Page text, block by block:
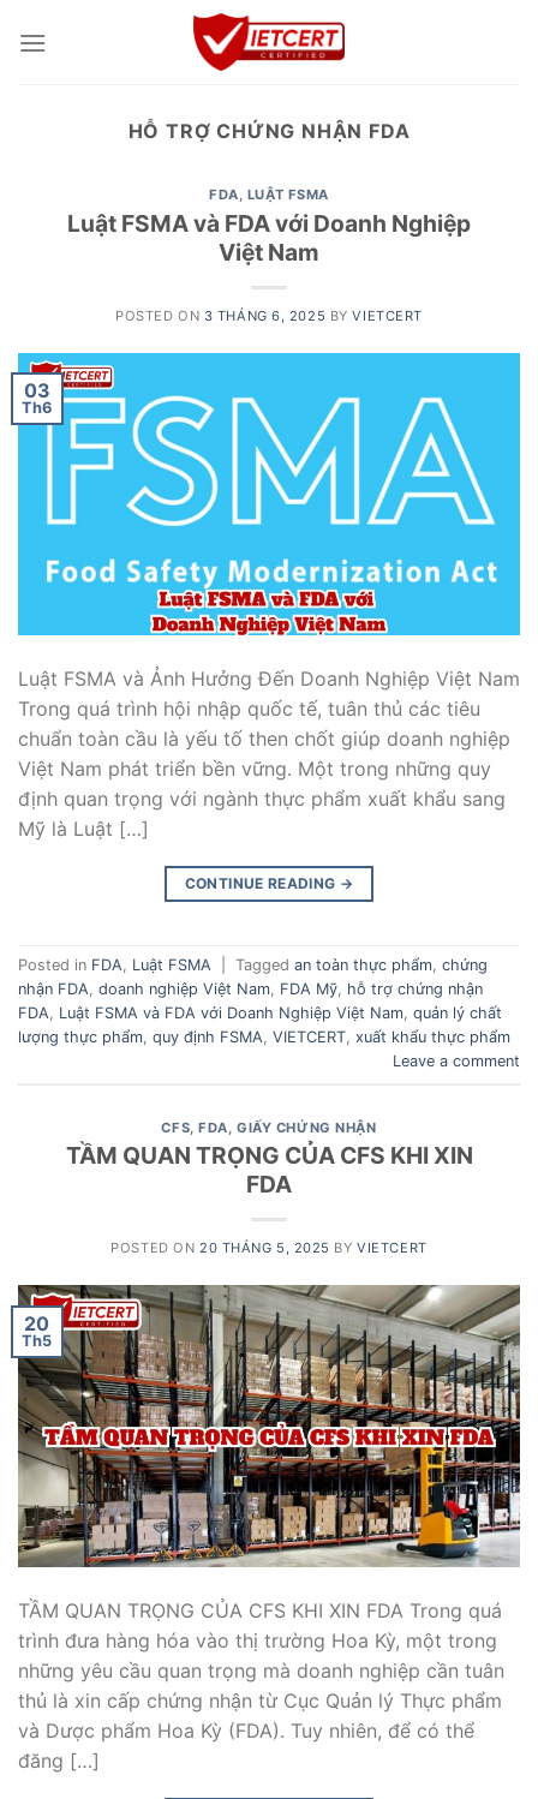
HỖ TRỢ CHỨNG NHẬN FDA
FDA, LUẬT FSMA
Luật FSMA và FDA với Doanh Nghiệp
Việt Nam
POSTED ON 3 THÁNG 6, 2025 BYVIETCERT
03
Th6
Luật FSMA và Ảnh Hưởng Đến Doanh Nghiệp Việt Nam
Trong quá trình hội nhập quốc tế, tuân thủ các tiêu
chuẩn toàn cầu là yếu tố then chốt giúp doanh nghiệp
Việt Nam phát triển bền vững. Một trong những quy
định quan trọng với ngành thực phẩm xuất khẩu sang
Mỹ là Luật […]
CONTINUE READING →
Posted in FDA, Luật FSMA Tagged an toàn thực phẩm, chứng
nhận FDA, doanh nghiệp Việt Nam, FDA Mỹ, hỗ trợ chứng nhận
FDA, Luật FSMA và FDA với Doanh Nghiệp Việt Nam, quản lý chất
lượng thực phẩm, quy định FSMA, VIETCERT, xuất khẩu thực phẩm
Leave a comment
CFS ,FDA ,GIẤY CHỨNG NHẬN
TẦM QUAN TRỌNG CỦA CFS KHI XIN
FDA
POSTED ON 20 THÁNG 5, 2025 BYVIETCERT
20
Th5
TẦM QUAN TRỌNG CỦA CFS KHI XIN FDA Trong quá
trình đưa hàng hóa vào thị trường Hoa Kỳ, một trong
những yêu cầu quan trọng mà doanh nghiệp cần tuân
thủ là xin cấp chứng nhận từ Cục Quản lý Thực phẩm
và Dược phẩm Hoa Kỳ (FDA). Tuy nhiên, để có thể
đăng […]